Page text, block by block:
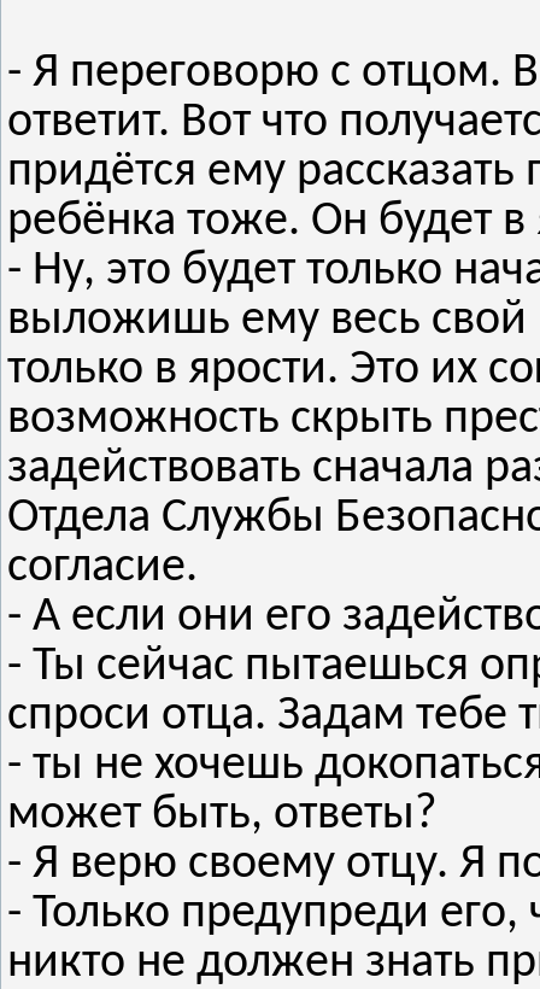
- Я переговорю с отцом.
ответит. Вот что
придётся ему
ребёнка тоже. Он будет в
- Ну, это будет только
выложишь ему весь свой
только в ярости. Это их
возможность скрыть
задействовать сначала
Отдела Службы
согласие.
- А если они его
- Ты сейчас пытаешься
спроси отца. Задам
- ты не хочешь
может быть, ответы?
- Я верю своему отцу. Я
- Только предупреди
никто не должен знать